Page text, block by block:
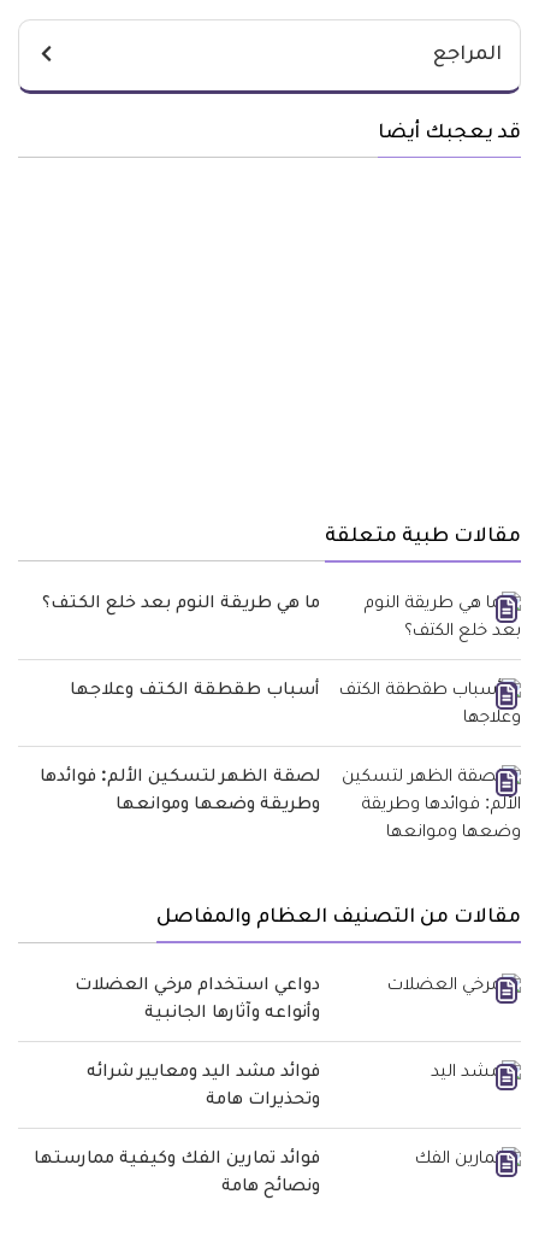
المراجع
قد يعجبك أيضا
مقالات طبية متعلقة
ما هي طريقة النوم بعد خلع الكتف؟
أسباب طقطقة الكتف وعلاجها
لصقة الظهر لتسكين الألم: فوائدها
وطريقة وضعها وموانعها
مقالات من التصنيف العظام والمفاصل
دواعي استخدام مرخي العضلات
وأنواعه وآثارها الجانبية
فوائد مشد اليد ومعايير شرائه
وتحذيرات هامة
فوائد تمارين الفك وكيفية ممارستها
ونصائح هامة